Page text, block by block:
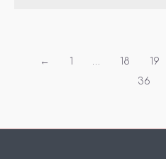
← 1 … 18 19
36